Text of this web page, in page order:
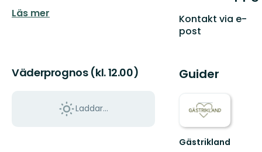
Läs mer
Väderprognos (kl. 12.00)
Laddar...
Kontakt via e-
post
Guider
Gästrikland